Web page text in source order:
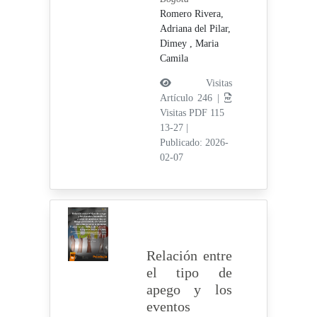
Romero Rivera,
Adriana del Pilar,
Dimey , Maria
Camila
Visitas
Artículo 246 |
Visitas PDF 115
13-27
Publicado: 2026-
02-07
Relación entre
el tipo de
apego y los
eventos